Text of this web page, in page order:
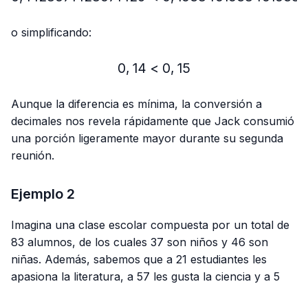
o simplificando:
0,14 < 0,15
0, 14 < 0, 15
Aunque la diferencia es mínima, la conversión a
decimales nos revela rápidamente que Jack consumió
una porción ligeramente mayor durante su segunda
reunión.
Ejemplo 2
Imagina una clase escolar compuesta por un total de
83 alumnos, de los cuales 37 son niños y 46 son
niñas. Además, sabemos que a 21 estudiantes les
apasiona la literatura, a 57 les gusta la ciencia y a 5